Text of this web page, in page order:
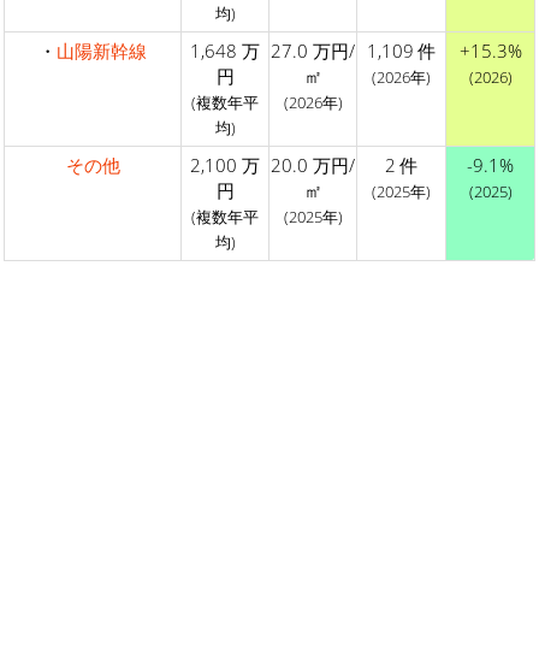
均)
・ 山陽新幹線
1,648 万
円
(複数年平
均)
27.0 万円/
㎡
(2026年)
1,109 件
(2026年)
+15.3%
(2026)
その他
2,100 万
円
(複数年平
均)
20.0 万円/
㎡
(2025年)
2 件
(2025年)
-9.1%
(2025)